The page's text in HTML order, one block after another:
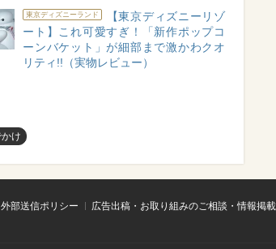
東京ディズニーランド
【東京ディズニーリゾ
ート】これ可愛すぎ！「新作ポップコ
ーンバケット」が細部まで激かわクオ
リティ!!（実物レビュー）
け
外部送信ポリシー
広告出稿・お取り組みのご相談・情報掲